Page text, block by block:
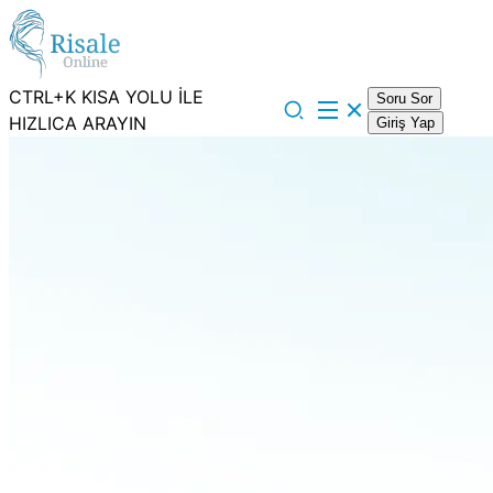
CTRL+K KISA YOLU İLE
HIZLICA ARAYIN
Soru Sor
Giriş Yap